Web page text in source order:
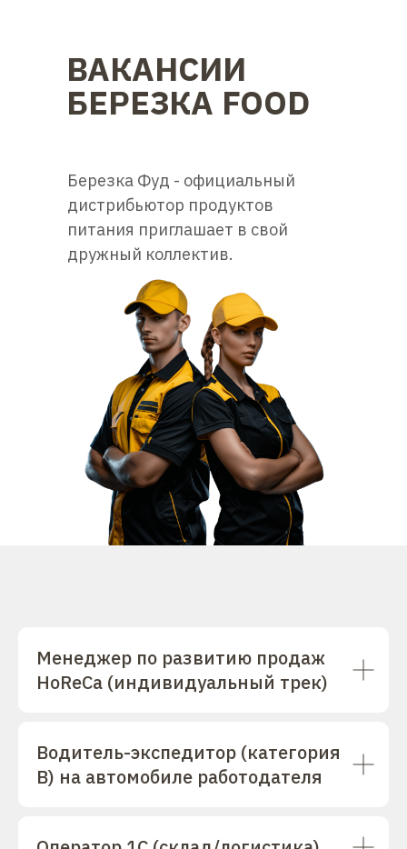
ВАКАНСИИ
БЕРЕЗКА FOOD
Березка Фуд - официальный
дистрибьютор продуктов
питания приглашает в свой
дружный коллектив.
Менеджер по развитию продаж
HoReCa (индивидуальный трек)
Водитель-экспедитор (категория
В) на автомобиле работодателя